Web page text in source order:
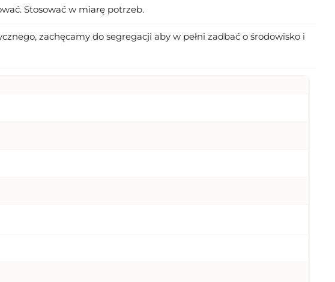
Stosować w miarę potrzeb.
zachęcamy do segregacji aby w pełni zadbać o środowisko i